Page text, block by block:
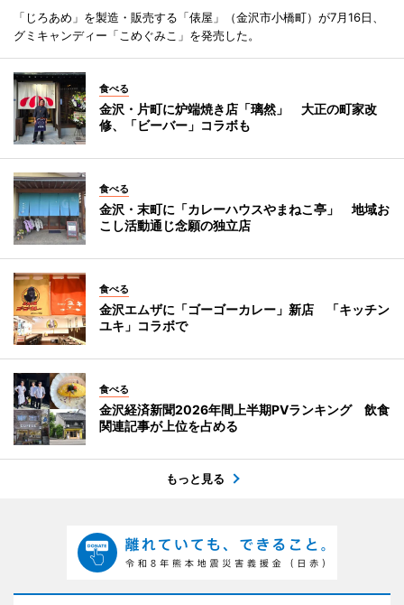
「じろあめ」を製造・販売する「俵屋」（金沢市小橋町）が7月16日、
グミキャンディー「こめぐみこ」を発売した。
食べる
金沢・片町に炉端焼き店「璃然」 大正の町家改
修、「ビーバー」コラボも
食べる
金沢・末町に「カレーハウスやまねこ亭」 地域お
こし活動通じ念願の独立店
食べる
金沢エムザに「ゴーゴーカレー」新店 「キッチン
ユキ」コラボで
食べる
金沢経済新聞2026年間上半期PVランキング 飲食
関連記事が上位を占める
もっと見る